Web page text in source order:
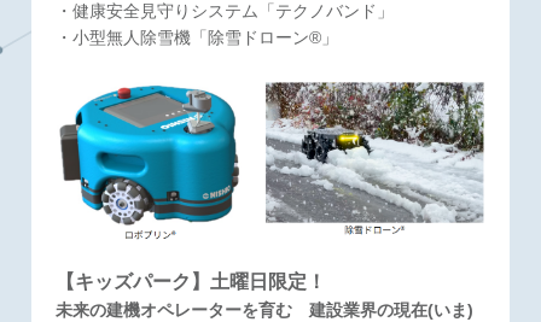
・健康安全見守りシステム「テクノバンド」
・小型無人除雪機「除雪ドローン®」
【キッズパーク】土曜日限定！
未来の建機オペレーターを育む 建設業界の現在(いま)